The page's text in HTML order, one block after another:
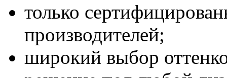
только
производителей;
широкий выбор